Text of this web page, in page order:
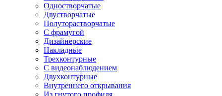
Одностворчатые
Двустворчатые
Полуторастворчатые
С фрамугой
Дизайнерские
Накладные
Трехконтурные
С видеонаблюдением
Двухконтурные
Внутреннего открывания
Из гнутого профиля